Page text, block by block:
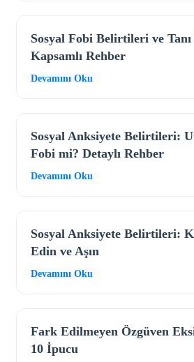
Sosyal Fobi Belirtileri ve Tanı
Kapsamlı Rehber
Devamını Oku
Sosyal Anksiyete Belirtileri:
Fobi mi? Detaylı Rehber
Devamını Oku
Sosyal Anksiyete Belirtileri:
Edin ve Aşın
Devamını Oku
Fark Edilmeyen Özgüven
10 İpucu